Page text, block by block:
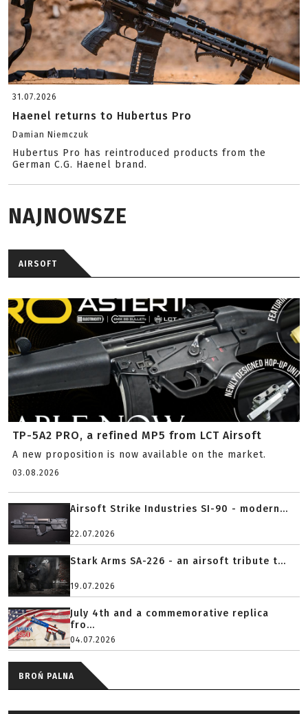
31.07.2026
Haenel returns to Hubertus Pro
Damian Niemczuk
Hubertus Pro has reintroduced products from the
German C.G. Haenel brand.
NAJNOWSZE
AIRSOFT
TP-5A2 PRO, a refined MP5 from LCT Airsoft
A new proposition is now available on the market.
03.08.2026
Airsoft Strike Industries SI-90 - modern...
22.07.2026
Stark Arms SA-226 - an airsoft tribute t...
19.07.2026
July 4th and a commemorative replica
fro...
04.07.2026
BROŃ PALNA